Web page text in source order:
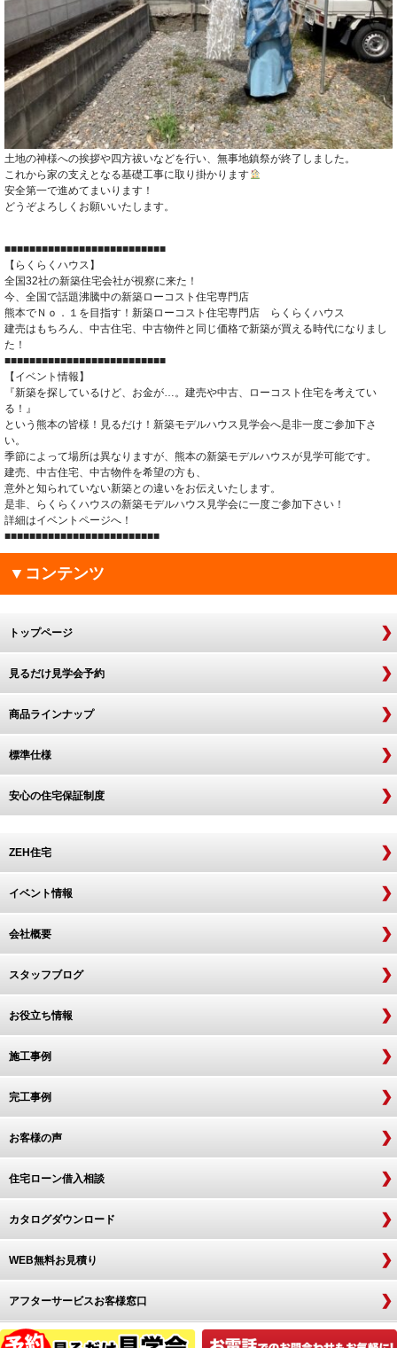
土地の神様への挨拶や四方祓いなどを行い、無事地鎮祭が終了しました。
これから家の支えとなる基礎工事に取り掛かります
安全第一で進めてまいります！
どうぞよろしくお願いいたします。
■■■■■■■■■■■■■■■■■■■■■■■■■■
【らくらくハウス】
全国32社の新築住宅会社が視察に来た！
今、全国で話題沸騰中の新築ローコスト住宅専門店
熊本でＮｏ．１を目指す！新築ローコスト住宅専門店 らくらくハウス
建売はもちろん、中古住宅、中古物件と同じ価格で新築が買える時代になりまし
た！
■■■■■■■■■■■■■■■■■■■■■■■■■■
【イベント情報】
『新築を探しているけど、お金が…。建売や中古、ローコスト住宅を考えてい
る！』
という熊本の皆様！見るだけ！新築モデルハウス見学会へ是非一度ご参加下さ
い。
季節によって場所は異なりますが、熊本の新築モデルハウスが見学可能です。
建売、中古住宅、中古物件を希望の方も、
意外と知られていない新築との違いをお伝えいたします。
是非、らくらくハウスの新築モデルハウス見学会に一度ご参加下さい！
詳細はイベントページへ！
■■■■■■■■■■■■■■■■■■■■■■■■■
▼コンテンツ
トップページ
見るだけ見学会予約
商品ラインナップ
標準仕様
安心の住宅保証制度
ZEH住宅
イベント情報
会社概要
スタッフブログ
お役立ち情報
施工事例
完工事例
お客様の声
住宅ローン借入相談
カタログダウンロード
WEB無料お見積り
アフターサービスお客様窓口